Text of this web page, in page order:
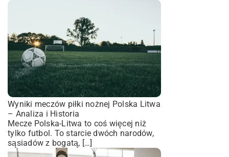
Wyniki meczów piłki nożnej Polska Litwa
– Analiza i Historia
Mecze Polska-Litwa to coś więcej niż
tylko futbol. To starcie dwóch narodów,
sąsiadów z bogatą, […]